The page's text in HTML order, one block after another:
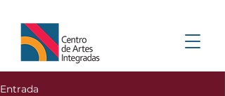
Entrada